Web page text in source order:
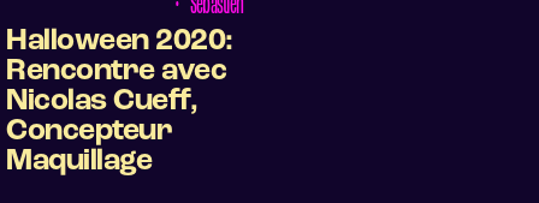
Halloween 2020:
Rencontre avec
Nicolas Cueff,
Concepteur
Maquillage